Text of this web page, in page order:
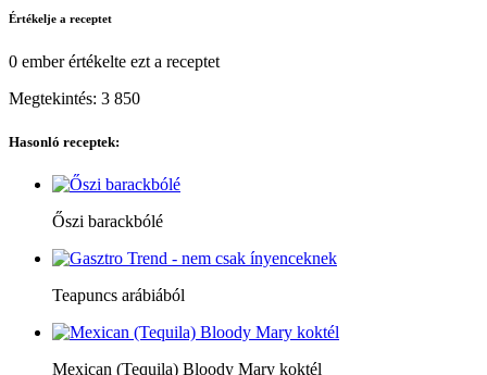
Értékelje a receptet
0 emberértékelte ezt a receptet
Megtekintés: 3 850
Hasonló receptek:
Őszi barackbólé
Teapuncs arábiából
Mexican (Tequila) Bloody Mary koktél